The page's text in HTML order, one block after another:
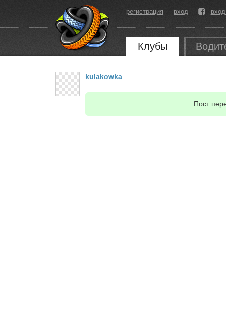
регистрация вход
Клубы
kulakowka
Пост